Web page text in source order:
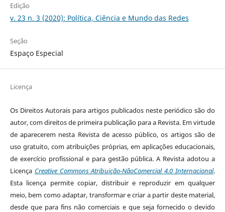
Edição
v. 23 n. 3 (2020): Política, Ciência e Mundo das Redes
Seção
Espaço Especial
Licença
Os Direitos Autorais para artigos publicados neste periódico são do
autor, com direitos de primeira publicação para a Revista. Em virtude
de aparecerem nesta Revista de acesso público, os artigos são de
uso gratuito, com atribuições próprias, em aplicações educacionais,
de exercício profissional e para gestão pública. A Revista adotou a
Licença Creative Commons Atribuição-NãoComercial 4.0 Internacional.
Esta licença permite copiar, distribuir e reproduzir em qualquer
meio, bem como adaptar, transformar e criar a partir deste material,
desde que para fins não comerciais e que seja fornecido o devido